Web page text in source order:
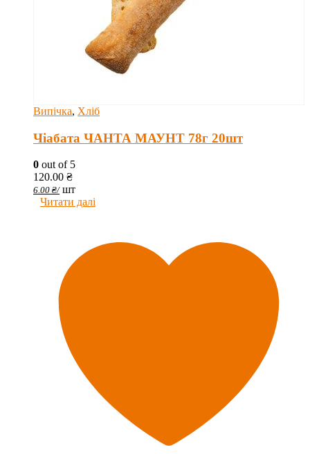
Випічка, Хліб
Чіабата ЧАНТА МАУНТ 78г 20шт
0 out of 5
120.00 ₴
6.00 ₴/ шт
Читати далі